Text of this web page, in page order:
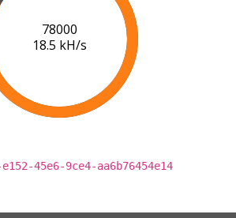
80000
18.6 kH/s
45e6-9ce4-aa6b76454e14